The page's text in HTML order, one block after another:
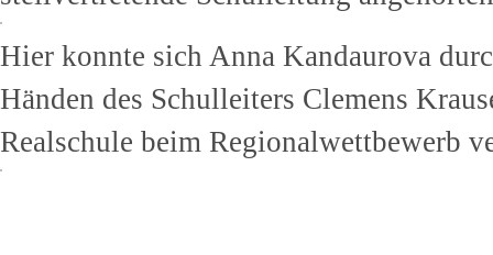
Hier konnte sich Anna Kandaurova
Händen des Schulleiters Clemens
Realschule beim Regionalwettbewerb